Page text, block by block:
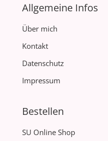
Allgemeine Infos
Über mich
Kontakt
Datenschutz
Impressum
Bestellen
SU Online Shop